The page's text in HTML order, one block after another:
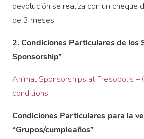
devolución se realiza con un cheque
de 3 meses.
2. Condiciones Particulares de los
Sponsorship”
Animal Sponsorships at Fresopolis –
conditions
Condiciones Particulares para la
“Grupos/cumpleaños”